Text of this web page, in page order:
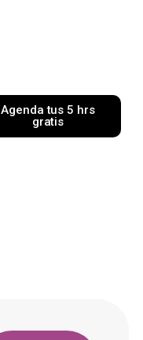
Agenda tus 5 hrs
gratis